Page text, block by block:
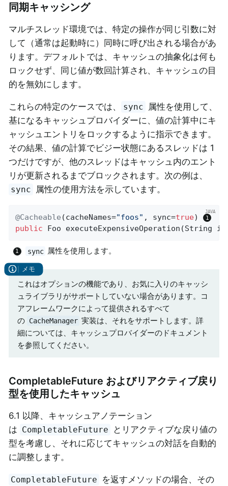
同期キャッシング
マルチスレッド環境では、特定の操作が同じ引数に対
して（通常は起動時に）同時に呼び出される場合があ
ります。デフォルトでは、キャッシュの抽象化は何も
ロックせず、同じ値が数回計算され、キャッシュの目
的を無効にします。
これらの特定のケースでは、 sync
属性を使用して、
基になるキャッシュプロバイダーに、値の計算中にキ
ャッシュエントリをロックするように指示できます。
その結果、値の計算でビジー状態にあるスレッドは 1
つだけですが、他のスレッドはキャッシュ内のエント
リが更新されるまでブロックされます。次の例は、
sync 属性の使用方法を示しています。
@Cacheable (cacheNames="foos" , sync=true)
public Foo executeExpensiveOperation (String
sync 属性を使用します。
これはオプションの機能であり、お気に入りのキャッシ
ュライブラリがサポートしていない場合があります。コ
アフレームワークによって提供されるすべて
の CacheManager 実装は、それをサポートします。詳
細については、キャッシュプロバイダーのドキュメント
を参照してください。
CompletableFuture およびリアクティブ戻り
型を使用したキャッシュ
6.1 以降、キャッシュアノテーション
は CompletableFuture
とリアクティブな戻り値の
型を考慮し、それに応じてキャッシュの対話を自動的
に調整します。
CompletableFuture を返すメソッドの場合、その